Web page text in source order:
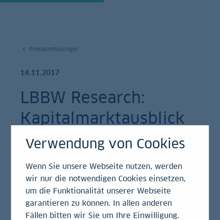
Pressemitteilungen
14.11.2017
LBBW Research:
Kapitalmarktausblick
2018 - Gute Chancen
für Investoren
Pressemitteilung
Verwendung von Cookies
Wenn Sie unsere Webseite nutzen, werden
wir nur die notwendigen Cookies einsetzen,
um die Funktionalität unserer Webseite
garantieren zu können. In allen anderen
Fällen bitten wir Sie um Ihre Einwilligung.